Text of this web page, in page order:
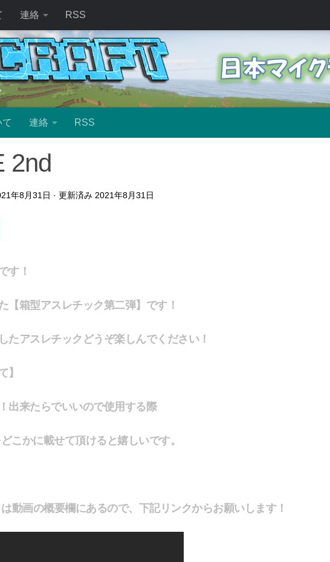
連絡 RSS
連絡 RSS
2nd
年8月31日 · 更新済み 2021年8月31日
す！
【箱型アスレチック第二弾】です！
たアスレチックどうぞ楽しんでください！
】
出来たらでいいので使用する際
こかに載せて頂けると嬉しいです。
動画の概要欄にあるので、下記リンクからお願いします！